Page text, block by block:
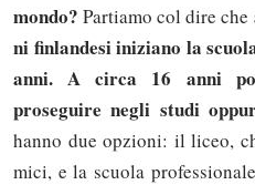
mondo? Partiamo col dire che
ni fin­lan­de­si ini­zia­no la
an­ni. A cir­ca 16 an­ni
proseguire negli studi
han­no due op­zio­ni: il li­ceo,
mi­ci, e la scuo­la